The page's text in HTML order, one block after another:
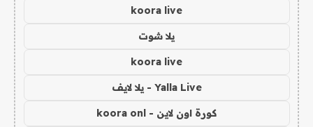
koora live
يلا شوت
koora live
Yalla Live - يلا لايف
كورة اون لاين - koora onl